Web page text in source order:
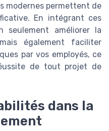
modernes permettent de
En intégrant ces
seulement améliorer la
également faciliter
par vos employés, ce
de tout projet de
dans la